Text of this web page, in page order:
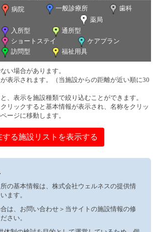
病院 一般診療所
歯科
薬局
入所型
通所型
ショートステイ
ケアプラン
訪問型
福祉用具
い場合があります。
表示されます。（当施設からの距離が近い順に30
、表示を施設種類で絞り込むことができます。
リックすると基本情報が表示され、名称をクリッ
ージに移動します。
る施設リストを表示する
の基本情報は、株式会社ウェルネスの提供情
ます。
は、お問い合わせ＞当サイトの施設情報の修
さい。